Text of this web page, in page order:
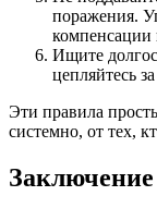
поражения.
компенсации
Ищите
цепляйтесь
Эти правила
системно, от тех,
Заключение